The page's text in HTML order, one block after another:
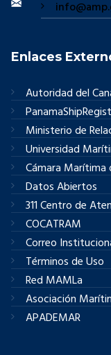
Enlaces
Autoridad del
Ministerio de
Universidad
Cámara Marítima
Datos Abiertos
311 Centro de
COCATRAM
Correo
Términos de Uso
Red MAMLa
Asociación
APADEMAR